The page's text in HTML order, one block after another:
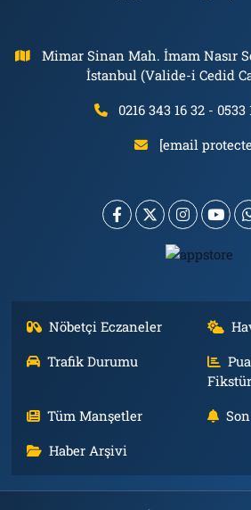
Mimar Sinan Mah. İmam Nasır
İstanbul (Valide-i Cedid
0216 343 16 32 - 0533
[email
Nöbetçi Eczaneler
Trafik Durumu
Fikstür
Tüm Manşetler
Haber Arşivi